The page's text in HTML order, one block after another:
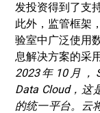
发投资得到了支持
此外，监管框架
验室中广泛使用
息解决方案的采用
2023年10月，
Data Cloud，这
的统一平台。云